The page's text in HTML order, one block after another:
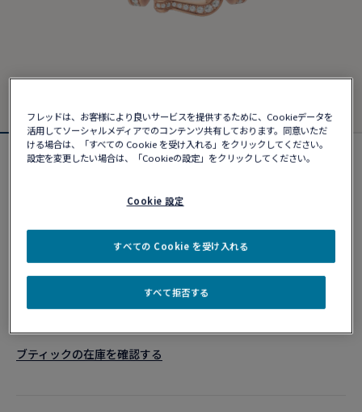
カスタマイズ可能
ショッピングバッグに追加
ブティックの在庫を確認する​
フレッドは、お客様により良いサービスを提供するために、Cookieデータを
活用してソーシャルメディアでのコンテンツ共有しております。同意いただ
ける場合は、「すべての Cookie を受け入れる」をクリックしてください。
設定を変更したい場合は、「Cookieの設定」をクリックしてください。
Cookie 設定
すべて拒否する
すべての Cookie を受け入れる